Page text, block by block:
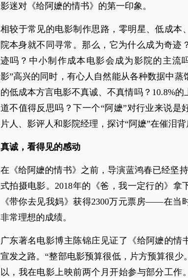
影迷对《给阿嬷的情书》的第一印象。
相较于常见的电影制作思路，零明星、低成本
院本身就不同寻常。那么，它为什么成为奇迹
迹吗？中小制作成本电影会成为影院的主流
影”高兴的同时，有心人自然能从各种数据中蒸
的低成本方言电影不真诚、不真情吗？10.8%
道不值得反思吗？下一个“阿嬷”对行业来说是
片人、影评人和影院经理，探讨“阿嬷”在催泪背
真诚，看得见的感动
在《给阿嬷的情书》之前，导演蓝鸿春已经坚
式拍摄电影。2018年的《爸，我一定行的》拿
《带你去见我妈》获得2300万元票房——在当
非常理想的成绩。
广东著名电影博主陈锦庄见证了《给阿嬷的情
宣发之路。“整部电影预算很低，片方预算很少
以，我在电影上映前两个月开始参与部分工作